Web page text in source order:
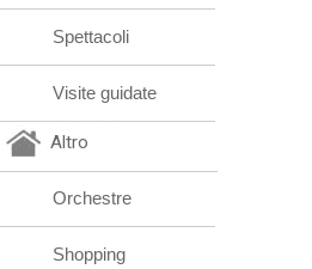
Spettacoli
Visite guidate
Altro
Orchestre
Shopping